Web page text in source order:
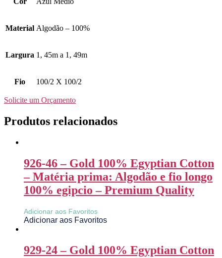
Material Algodão – 100%
Largura 1, 45m a 1, 49m
Fio 100/2 X 100/2
Solicite um Orçamento
Produtos relacionados
926-46 – Gold 100% Egyptian Cotton
– Matéria prima: Algodão e fio longo
100% egipcio – Premium Quality
Adicionar aos Favoritos
Adicionar aos Favoritos
929-24 – Gold 100% Egyptian Cotton